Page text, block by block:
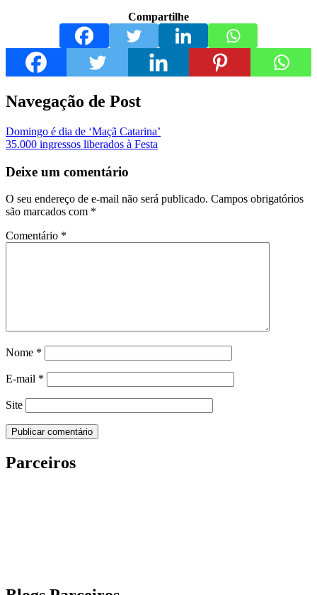
Compartilhe
Navegação de Post
Domingo é dia de ‘Maçã Catarina’
35.000 ingressos liberados à Festa
Deixe um comentário
O seu endereço de e-mail não será publicado. Campos obrigatórios
são marcados com *
Comentário *
Nome *
E-mail *
Site
Parceiros